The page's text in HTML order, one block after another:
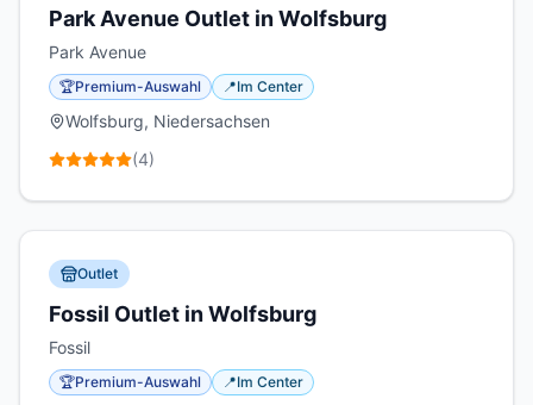
Park Avenue Outlet in Wolfsburg
Park Avenue
🏆Premium-Auswahl 📍Im Center
Wolfsburg, Niedersachsen
(4)
Outlet
Fossil Outlet in Wolfsburg
Fossil
🏆Premium-Auswahl 📍Im Center